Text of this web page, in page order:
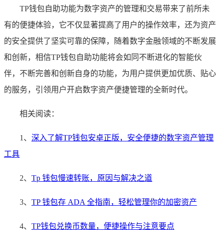
TP钱包自助功能为数字资产的管理和交易带来了前所未
有的便捷体验，它不仅显著提高了用户的操作效率，还为资产
的安全提供了坚实可靠的保障，随着数字金融领域的不断发展
和创新，相信TP钱包自助功能将会如同不断进化的智能伙
伴，不断完善和创新自身的功能，为用户提供更加优质、贴心
的服务，引领用户开启数字资产便捷管理的全新时代。
相关阅读：
1、 深入了解TP钱包安卓正版，安全便捷的数字资产管理
工具
2、 Tp 钱包慢速转账，原因与解决之道
3、 TP 钱包存 ADA 全指南，轻松管理你的加密资产
4、 TP钱包兑换币数量，便捷操作与注意要点